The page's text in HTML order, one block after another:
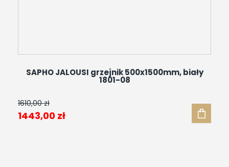
SAPHO JALOUSI grzejnik 500x1500mm, biały
1801-08
1610,00zł
Pierwotna
1443,00 złAktualna